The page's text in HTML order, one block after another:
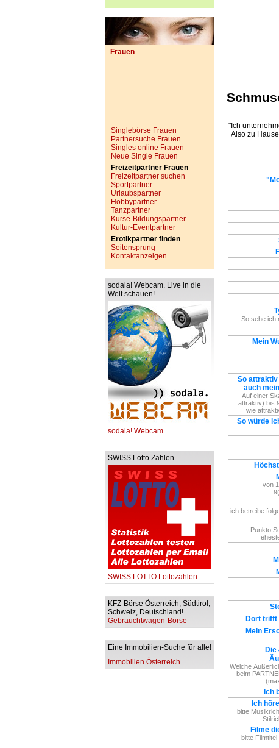
Frauen
Singlebörse Frauen
Partnersuche Frauen
Singles online Frauen
Neue Single Frauen
Freizeitpartner Frauen
Freizeitpartner suchen
Sportpartner
Urlaubspartner
Hobbypartner
Tanzpartner
Kurse-Bildungspartner
Kultur-Eventpartner
Erotikpartner finden
Seitensprung
Kontaktanzeigen
sodala! Webcam. Live in die
Welt schauen!
sodala! Webcam
SWISS Lotto Zahlen
SWISS LOTTO Lottozahlen
KFZ-Börse Österreich, Südtirol,
Schweiz, Deutschland!
Gebrauchtwagen-Börse
Eine Immobilien-Suche für alle!
Immobilien Österreich
"Ich
Also zu
So sehe ich
Mein
So
auch
Auf einer
attraktiv) bis
wie
So würde
von
ich betreibe
Punkto
Dort trifft
Mein
Welche
beim
Ich
Ich
bitte
Filme
bitte